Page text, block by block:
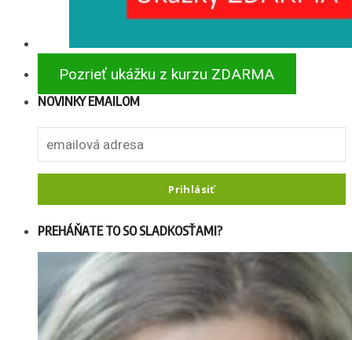
Pozrieť ukážku z kurzu ZDARMA
NOVINKY EMAILOM
PREHÁŇATE TO SO SLADKOSŤAMI?